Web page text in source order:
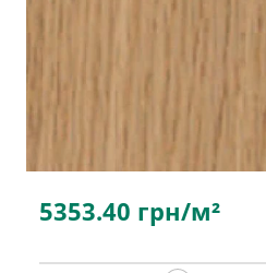
5353.40 грн/м²